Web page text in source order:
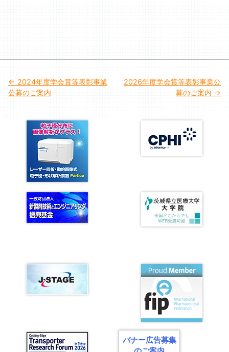
投
稿
2024年度学会賞等表彰事業
公募のご案内
2026年度学会賞等表彰事業公
募のご案内
バナー広告募集